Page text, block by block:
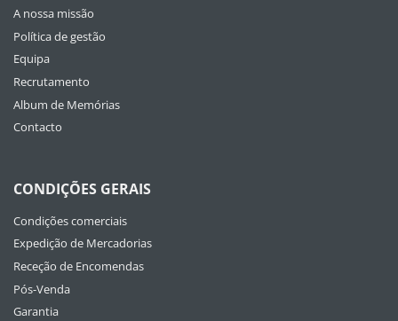
A nossa missão
Política de gestão
Equipa
Recrutamento
Album de Memórias
Contacto
CONDIÇÕES GERAIS
Condições comerciais
Expedição de Mercadorias
Receção de Encomendas
Pós-Venda
Garantia